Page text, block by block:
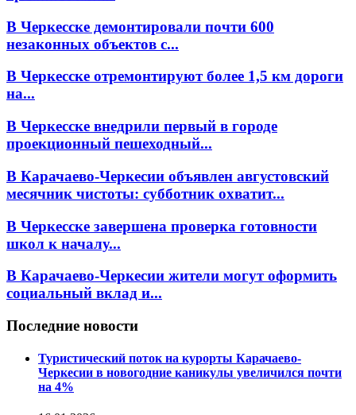
В Черкесске демонтировали почти 600
незаконных объектов с...
В Черкесске отремонтируют более 1,5 км дороги
на...
В Черкесске внедрили первый в городе
проекционный пешеходный...
В Карачаево-Черкесии объявлен августовский
месячник чистоты: субботник охватит...
В Черкесске завершена проверка готовности
школ к началу...
В Карачаево-Черкесии жители могут оформить
социальный вклад и...
Последние новости
Туристический поток на курорты Карачаево-
Черкесии в новогодние каникулы увеличился почти
на 4%